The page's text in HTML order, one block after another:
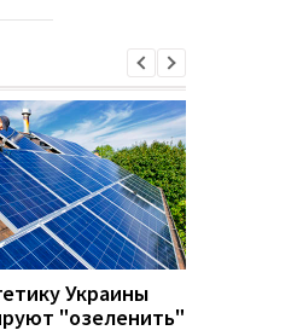
Украины
"озеленить"